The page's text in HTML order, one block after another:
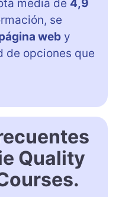
media de 4,9
se
web y
de opciones que
Quality